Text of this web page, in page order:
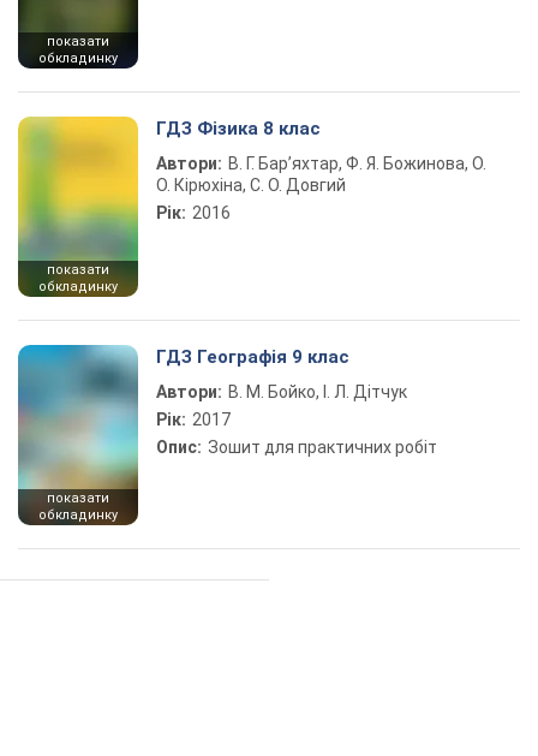
показати
обкладинку
показати
обкладинку
ГДЗ Фізика 8 клас
Автори: В. Г. Бар’яхтар, Ф. Я. Божинова, О.
О. Кірюхіна, С. О. Довгий
Рік: 2016
показати
обкладинку
ГДЗ Географія 9 клас
Автори: В. М. Бойко, І. Л. Дітчук
Рік: 2017
Опис: Зошит для практичних робіт